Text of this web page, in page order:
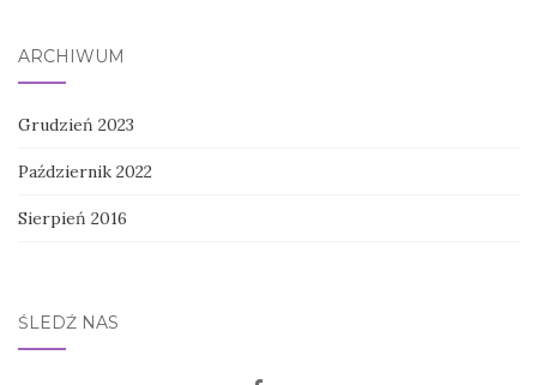
ARCHIWUM
Grudzień 2023
Październik 2022
Sierpień 2016
ŚLEDŹ NAS